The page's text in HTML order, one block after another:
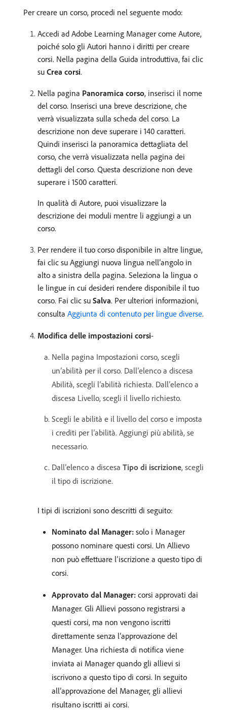
Per creare un corso, procedi nel seguente modo:
Accedi ad Adobe Learning Manager come Autore,
poiché solo gli Autori hanno i diritti per creare
corsi. Nella pagina della Guida introduttiva, fai clic
su Crea corsi.
Nella pagina Panoramica corso, inserisci il nome
del corso. Inserisci una breve descrizione, che
verrà visualizzata sulla scheda del corso. La
descrizione non deve superare i 140 caratteri.
Quindi inserisci la panoramica dettagliata del
corso, che verrà visualizzata nella pagina dei
dettagli del corso. Questa descrizione non deve
superare i 1500 caratteri.
In qualità di Autore, puoi visualizzare la
descrizione dei moduli mentre li aggiungi a un
corso.
Per rendere il tuo corso disponibile in altre lingue,
fai clic su Aggiungi nuova lingua nell’angolo in
alto a sinistra della pagina. Seleziona la lingua o
le lingue in cui desideri rendere disponibile il tuo
corso. Fai clic su Salva. Per ulteriori informazioni,
consulta Aggiunta di contenuto per lingue diverse.
Modifica delle impostazioni corsi-
Nella pagina Impostazioni corso, scegli
un’abilità per il corso. Dall’elenco a discesa
Abilità, scegli l’abilità richiesta. Dall’elenco a
discesa Livello, scegli il livello richiesto.
Scegli le abilità e il livello del corso e imposta
i crediti per l’abilità. Aggiungi più abilità, se
necessario.
Dall’elenco a discesa Tipo di iscrizione, scegli
il tipo di iscrizione.
I tipi di iscrizioni sono descritti di seguito:
Nominato dal Manager: solo i Manager
possono nominare questi corsi. Un Allievo
non può effettuare l’iscrizione a questo tipo di
corsi.
Approvato dal Manager: corsi approvati dai
Manager. Gli Allievi possono registrarsi a
questi corsi, ma non vengono iscritti
direttamente senza l’approvazione del
Manager. Una richiesta di notifica viene
inviata ai Manager quando gli allievi si
iscrivono a questo tipo di corsi. In seguito
all’approvazione del Manager, gli allievi
risultano iscritti ai corsi.